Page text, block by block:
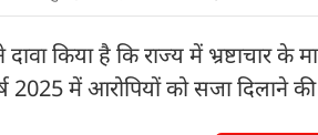
दावा किया है कि राज्य में
2025 में आरोपियों को सजा दिलाने की